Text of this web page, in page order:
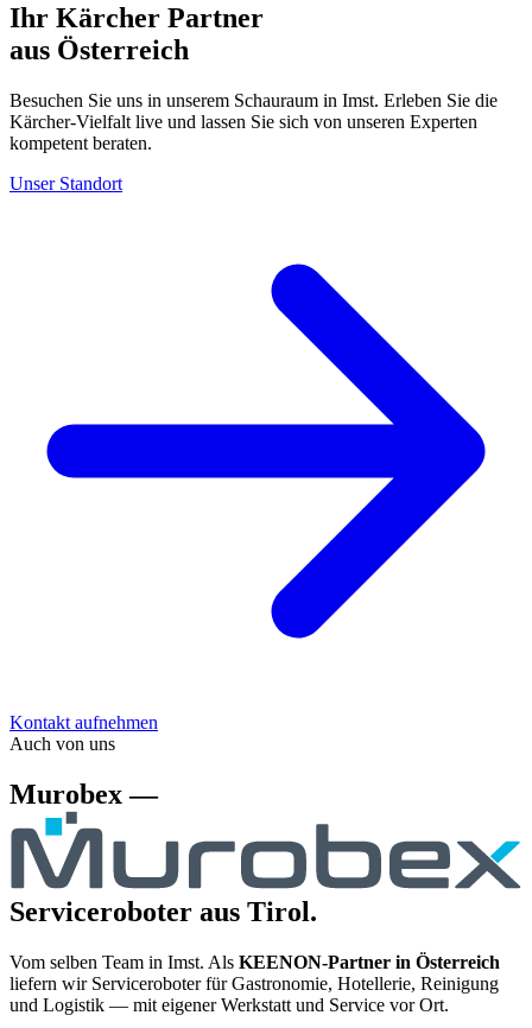
Ihr Kärcher Partner
aus Österreich
Besuchen Sie uns in unserem Schauraum in Imst. Erleben Sie die
Kärcher-Vielfalt live und lassen Sie sich von unseren Experten
kompetent beraten.
Unser Standort
Kontakt aufnehmen
Auch von uns
Murobex —
Serviceroboter aus Tirol.
Vom selben Team in Imst. Als KEENON-Partner in Österreich
liefern wir Serviceroboter für Gastronomie, Hotellerie, Reinigung
und Logistik — mit eigener Werkstatt und Service vor Ort.